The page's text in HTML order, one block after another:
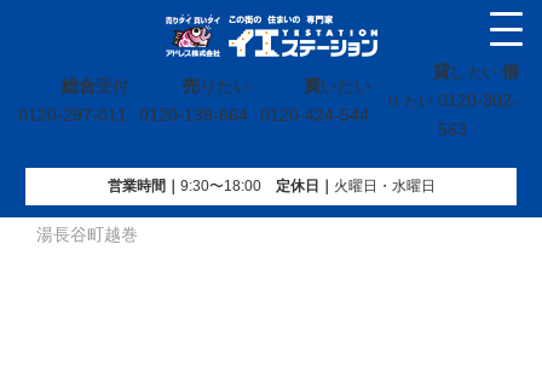
総合受付
0120-297-011
売りたい
0120-139-664
買いたい
0120-424-544
貸し たい 借
り たい 0120-302-
563
営業時間｜ 9:30〜18:00定休⽇｜ 火曜⽇・水曜⽇
イエステーション»売買実績»戸建»福島県いわき市常磐上
湯長谷町越巻